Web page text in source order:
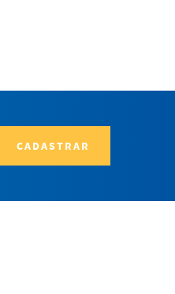
CADASTRAR